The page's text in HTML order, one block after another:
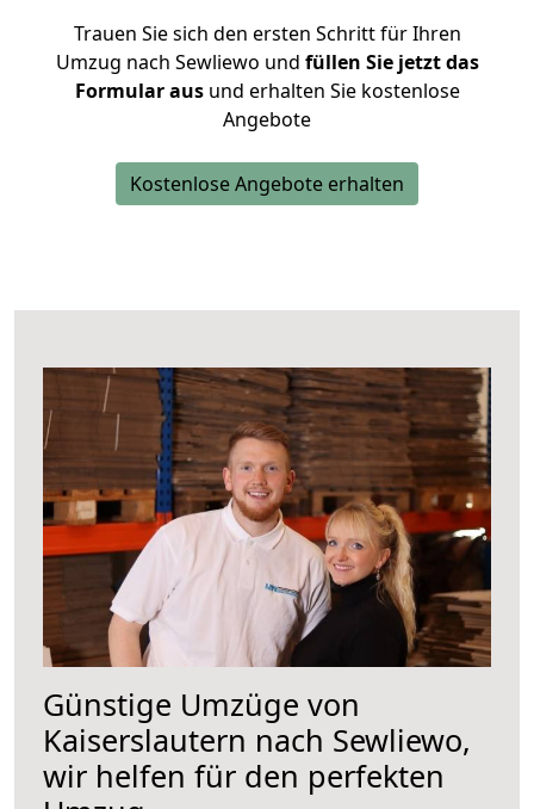
Trauen Sie sich den ersten Schritt für Ihren
Umzug nach Sewliewo und füllen Sie jetzt das
Formular ausund erhalten Sie kostenlose
Angebote
Kostenlose Angebote erhalten
Günstige Umzüge von
Kaiserslautern nach Sewliewo,
wir helfen für den perfekten